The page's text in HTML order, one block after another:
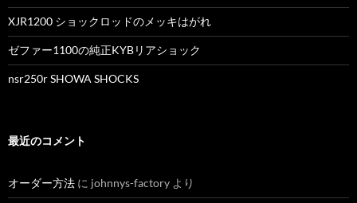
XJR1200 ショックロッドのメッキはがれ
ゼファー1100の純正KYBリアショック
nsr250r SHOWA SHOCKS
最近のコメント
オーダー方法 に johnnys-factory より